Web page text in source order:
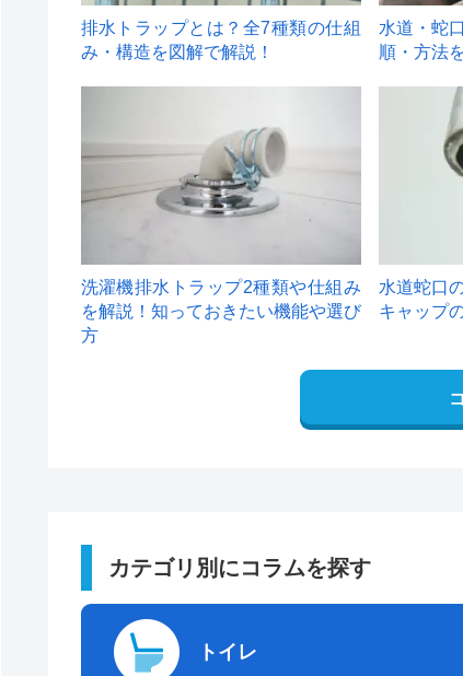
排水トラップとは？全7種類の仕組
み・構造を図解で解説！
水道・蛇
順・方法
洗濯機排水トラップ2種類や仕組み
を解説！知っておきたい機能や選び
方
水道蛇口
キャップ
カテゴリ別にコラムを探す
トイレ